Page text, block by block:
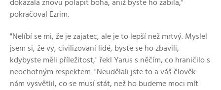
dokázala znovu polapit boha, aniž byste ho zabila,"
pokračoval Ezrim.
"Nelíbí se mi, že je zajatec, ale je to lepší než mrtvý. Myslel
jsem si, že vy, civilizovaní lidé, byste se ho zbavili,
kdybyste měli příležitost," řekl Yarus s něčím, co hraničilo s
neochotným respektem. "Neudělali jste to a váš člověk
nám vysvětlil, co se musí stát, než ho budeme moci mít